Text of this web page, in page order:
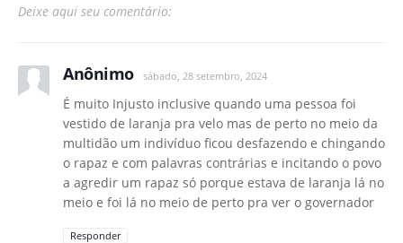
Deixe aqui seu comentário:
Anônimo sábado, 28 setembro, 2024
É muito Injusto inclusive quando uma pessoa foi
vestido de laranja pra velo mas de perto no meio da
multidão um indivíduo ficou desfazendo e chingando
o rapaz e com palavras contrárias e incitando o povo
a agredir um rapaz só porque estava de laranja lá no
meio e foi lá no meio de perto pra ver o governador
Responder